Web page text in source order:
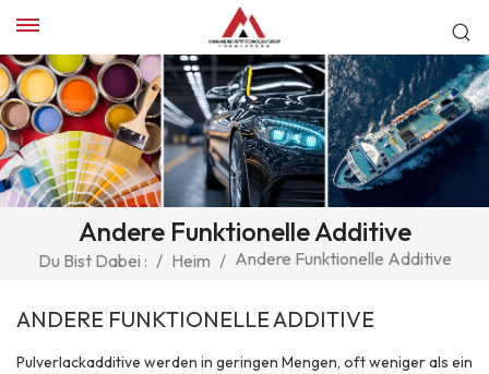
Andere Funktionelle Additive
Du Bist Dabei : / Heim / Andere Funktionelle Additive
ANDERE FUNKTIONELLE ADDITIVE
Pulverlackadditive werden in geringen Mengen, oft weniger als ein